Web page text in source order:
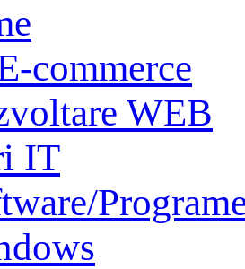
commerce
WEB
IT